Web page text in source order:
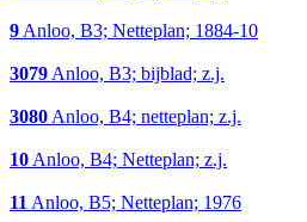
9Anloo, B3; Netteplan; 1884-10
3079Anloo, B3; bijblad; z.j.
3080Anloo, B4; netteplan; z.j.
10Anloo, B4; Netteplan; z.j.
11Anloo, B5; Netteplan; 1976